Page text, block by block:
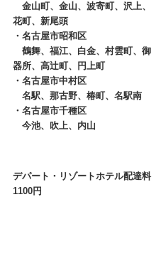
金山町、金山、波寄町、沢上、
花町、新尾頭
・ 名古屋市昭和区
鶴舞、福江、白金、村雲町、御
器所、高辻町、円上町
・ 名古屋市中村区
名駅、那古野、椿町、名駅南
・ 名古屋市千種区
今池、吹上、内山
デパート・リゾートホテル配達料
1100円